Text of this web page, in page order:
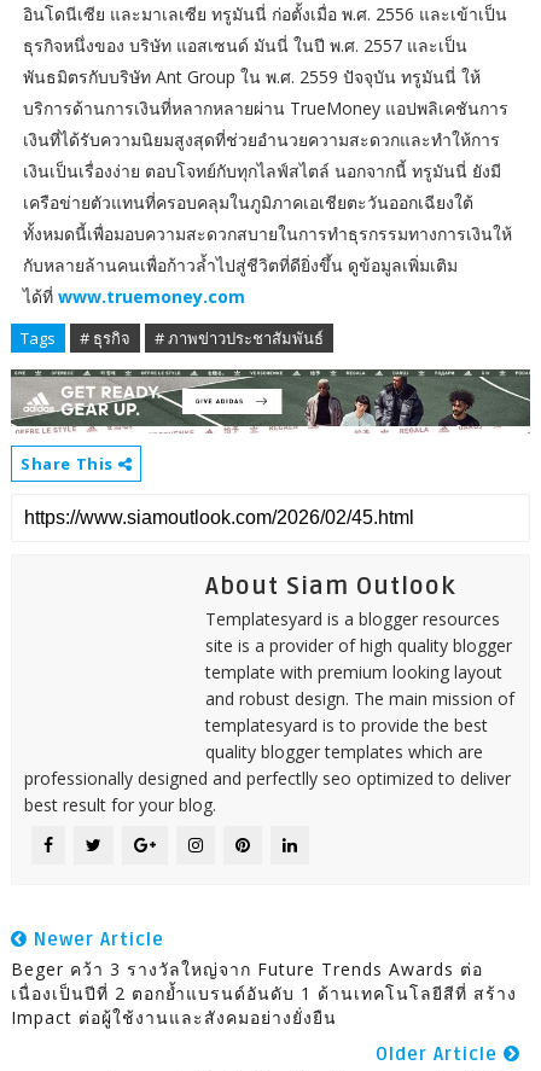
อินโดนีเซีย และมาเลเซีย ทรูมันนี่ ก่อตั้งเมื่อ พ.ศ. 2556 และเข้าเป็น
ธุรกิจหนึ่งของ บริษัท แอสเซนด์ มันนี่ ในปี พ.ศ. 2557 และเป็น
พันธมิตรกับบริษัท Ant Group ใน พ.ศ. 2559 ปัจจุบัน ทรูมันนี่ ให้
บริการด้านการเงินที่หลากหลายผ่าน TrueMoney แอปพลิเคชันการ
เงินที่ได้รับความนิยมสูงสุดที่ช่วยอำนวยความสะดวกและทำให้การ
เงินเป็นเรื่องง่าย ตอบโจทย์กับทุกไลฟ์สไตล์ นอกจากนี้ ทรูมันนี่ ยังมี
เครือข่ายตัวแทนที่ครอบคลุมในภูมิภาคเอเชียตะวันออกเฉียงใต้
ทั้งหมดนี้เพื่อมอบความสะดวกสบายในการทำธุรกรรมทางการเงินให้
กับหลายล้านคนเพื่อก้าวล้ำไปสู่ชีวิตที่ดียิ่งขึ้น ดูข้อมูลเพิ่มเติม
ได้ที่ www.truemoney.com
Tags # ธุรกิจ # ภาพข่าวประชาสัมพันธ์
Share This
About Siam Outlook
Templatesyard is a blogger resources
site is a provider of high quality blogger
template with premium looking layout
and robust design. The main mission of
templatesyard is to provide the best
quality blogger templates which are
professionally designed and perfectlly seo optimized to deliver
best result for your blog.
Newer Article
Beger คว้า 3 รางวัลใหญ่จาก Future Trends Awards ต่อ
เนื่องเป็นปีที่ 2 ตอกย้ำแบรนด์อันดับ 1 ด้านเทคโนโลยีสีที่ สร้าง
Impact ต่อผู้ใช้งานและสังคมอย่างยั่งยืน
Older Article